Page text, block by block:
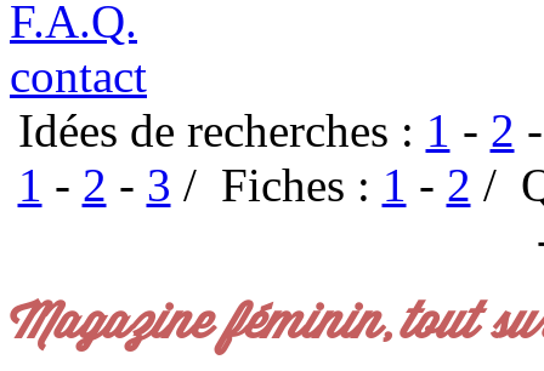
F.A.Q.
contact
Idées de recherches : 1 - 2
1 - 2 - 3 / Fiches : 1 - 2 /
Magazine féminin, tout